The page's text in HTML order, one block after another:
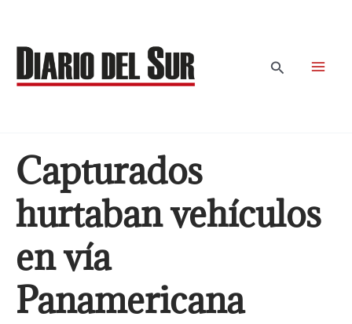
contenido
Buscar
Capturados
hurtaban vehículos
en vía
Panamericana